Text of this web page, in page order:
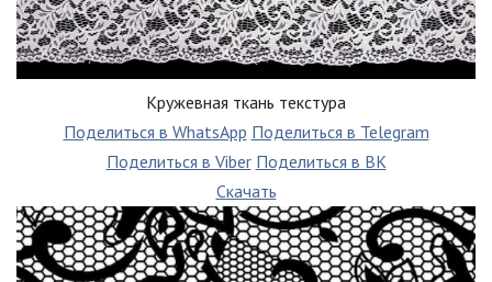
Кружевная ткань текстура
Поделиться в WhatsApp Поделиться в Telegram
Поделиться в Viber Поделиться в ВК
Скачать